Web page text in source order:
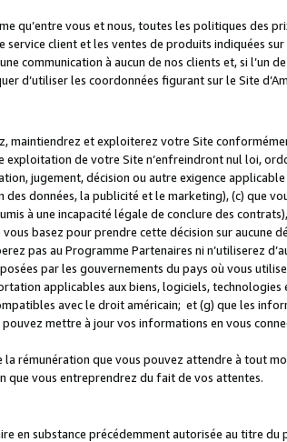
qu’entre vous et nous, toutes les politiques des
client et les ventes de produits indiquées sur
communication à aucun de nos clients et, si l’un
d’utiliser les coordonnées figurant sur le Site
maintiendrez et exploiterez votre Site
de votre Site n’enfreindront nul loi,
jugement, décision ou autre exigence applicable
données, la publicité et le marketing), (c) que
à une incapacité légale de conclure des
basez pour prendre cette décision sur aucune
pas au Programme Partenaires ni n’utiliserez
par les gouvernements du pays où vous
applicables aux biens, logiciels, technologies
avec le droit américain; et (g) que les
mettre à jour vos informations en vous
rémunération que vous pouvez attendre à tout
que vous entreprendrez du fait de vos attentes.
en substance précédemment autorisée au titre du